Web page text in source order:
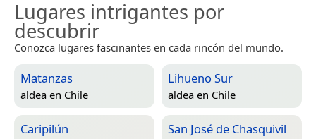
Lugares intrigantes por
descubrir
Conozca lugares fascinantes en cada rincón del mundo.
Matanzas
aldea en Chile
Lihueno Sur
aldea en Chile
Caripilún San José de Chasquivil